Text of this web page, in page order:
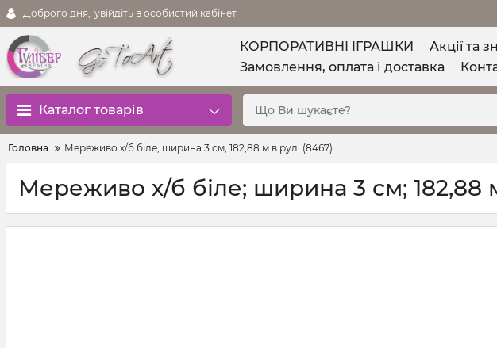
Доброго дня, увійдіть в особистий кабінет
КОРПОРАТИВНІ ІГРАШКИ Акції та
Замовлення, оплата і доставка
Каталог товарів
Головна Мереживо х/б біле; ширина 3 см; 182,88 м в рул. (8467)
Мереживо х/б біле; ширина 3 см; 182,88